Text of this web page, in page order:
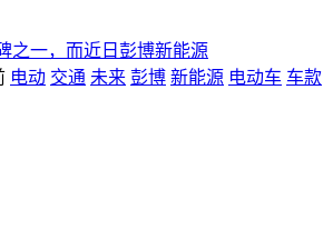
之一，而近日彭博新能源
电动 交通 未来 彭博 新能源 电动车 车款